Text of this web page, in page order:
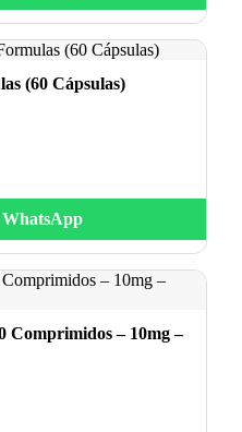
(60 Cápsulas)
Comprimidos – 10mg –